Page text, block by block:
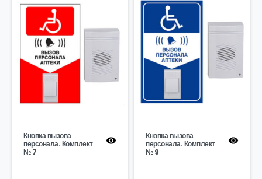
Кнопка вызова
персонала. Комплект
№ 7
Кнопка вызова
персонала. Комплект
№ 9